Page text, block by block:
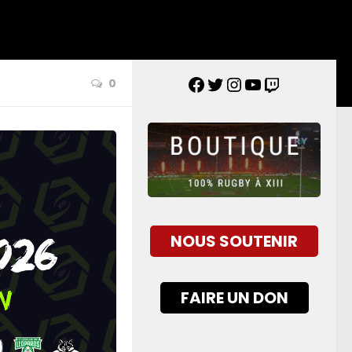
0
NOUS SOUTENIR
FAIRE UN DON